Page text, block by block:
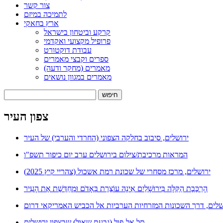
צור קשר
לתמיכה במיזם
ארץ בחאקי
קרקע וביטחון בישראל
פרופיל מקצועי ואקדמי
עבודת דוקטורט
ספרים וקבצי מאמרים
מאמרים (מחקר ודעה)
מאמרים במגוון נושאים
צפון העיר
ירושלים, סיבוב בחלקה הצפוני (החרדי והערבי) של העיר
המראות מרכיבת/צילום בירושלים ערב יום כיפור תשפ"ו
ירושלים, מרכז מסחרי של שכונת רמת אשכול (צהריי קיץ 2025)
הָרַכֶּבֶת הַקַּלָּה בִּירוּשָׁלַיִם אֵינָהּ עוֹצֶרֶת בְּאָדֹם וּמְחַדֶּשֶׁת אֶת הָעִיר
דרך השכונות המזרחיות הערביות אל הכביש האמריקאי דרום